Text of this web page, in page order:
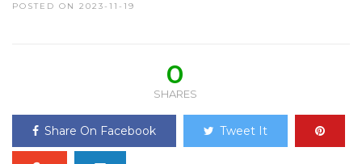
POSTED ON 2023-11-19
0
SHARES
Share On Facebook Tweet It